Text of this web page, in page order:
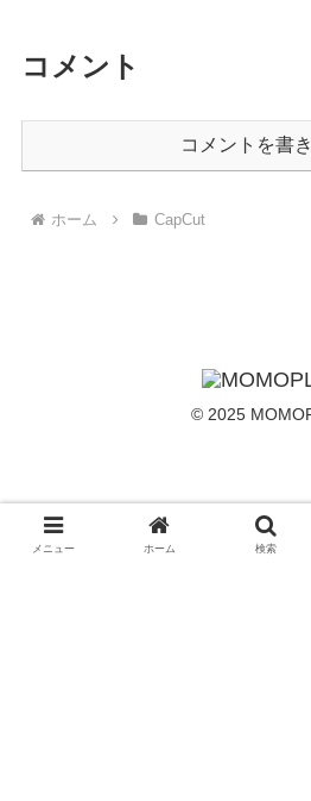
コメント
コメントを書
ホーム CapCut
© 2025
メニュー ホーム 検索